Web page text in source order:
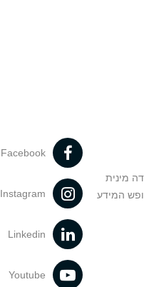
מינית
המידע
Facebook
Instagram
Linkedin
Youtube